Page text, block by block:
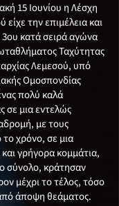
15 Ιουνίου η Λέσχη
την επιμέλεια και
κατά σειρά αγώνα
Ταχύτητας
Λεμεσού, υπό
Ομοσπονδίας
πολύ καλά
σε μια εντελώς
με τους
χρόνο, σε μια
γρήγορα κομμάτια,
σύνολο, κράτησαν
μέχρι το τέλος, τόσο
άποψη θεάματος.